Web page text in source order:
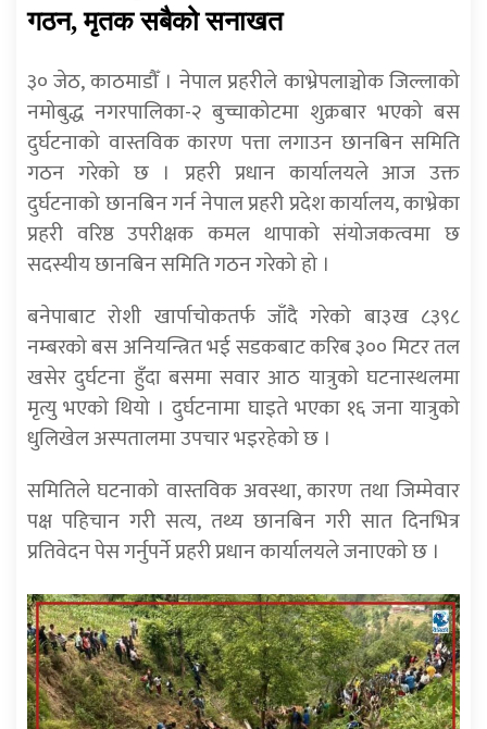
गठन, मृतक सबैको सनाखत
३० जेठ, काठमाडौँ । नेपाल प्रहरीले काभ्रेपलाञ्चोक जिल्लाको
नमोबुद्ध नगरपालिका-२ बुच्चाकोटमा शुक्रबार भएको बस
दुर्घटनाको वास्तविक कारण पत्ता लगाउन छानबिन समिति
गठन गरेको छ । प्रहरी प्रधान कार्यालयले आज उक्त
दुर्घटनाको छानबिन गर्न नेपाल प्रहरी प्रदेश कार्यालय, काभ्रेका
प्रहरी वरिष्ठ उपरीक्षक कमल थापाको संयोजकत्वमा छ
सदस्यीय छानबिन समिति गठन गरेको हो ।
बनेपाबाट रोशी खार्पाचोकतर्फ जाँदै गरेको बा३ख ८३९८
नम्बरको बस अनियन्त्रित भई सडकबाट करिब ३०० मिटर तल
खसेर दुर्घटना हुँदा बसमा सवार आठ यात्रुको घटनास्थलमा
मृत्यु भएको थियो । दुर्घटनामा घाइते भएका १६ जना यात्रुको
धुलिखेल अस्पतालमा उपचार भइरहेको छ ।
समितिले घटनाको वास्तविक अवस्था, कारण तथा जिम्मेवार
पक्ष पहिचान गरी सत्य, तथ्य छानबिन गरी सात दिनभित्र
प्रतिवेदन पेस गर्नुपर्ने प्रहरी प्रधान कार्यालयले जनाएको छ ।